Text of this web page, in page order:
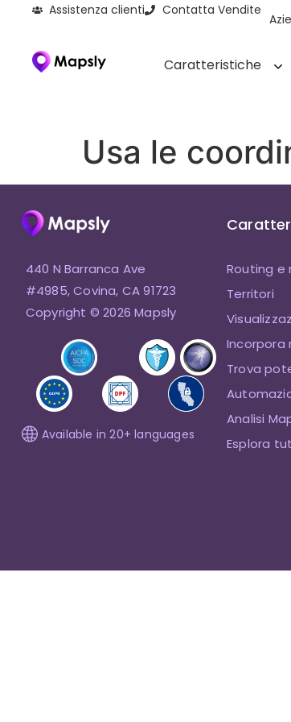
Assistenza clienti Contatta Vendite
Caratteristiche
Usa le
440 N Barranca Ave
#4985, Covina, CA 91723
Copyright © 2026 Mapsly
Available in 20+ languages
Routing e
Territori
Incorpora
Trova
Analisi
Esplora